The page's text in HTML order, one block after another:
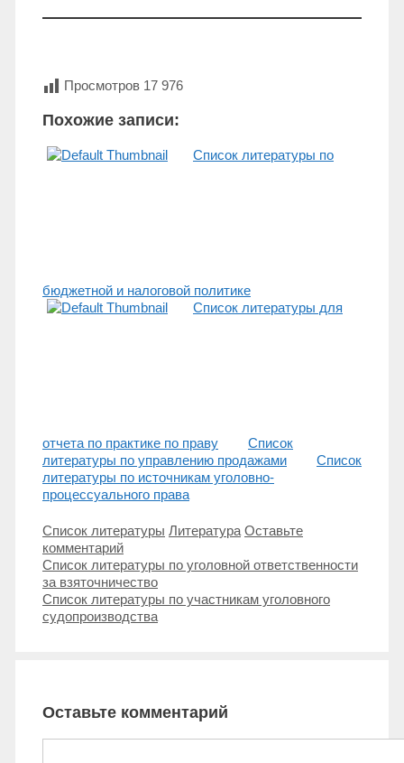
Просмотров 17 976
Похожие записи:
Список литературы по
бюджетной и налоговой политике
Список литературы для
отчета по практике по праву
Список
литературы по управлению продажами
Список
литературы по источникам уголовно-
процессуального права
Рубрики
Список литературы Метки
Литература Оставьте
комментарий
Навигация
записи
Список литературы по уголовной ответственности
за взяточничество
Список литературы по участникам уголовного
судопроизводства
Оставьте комментарий